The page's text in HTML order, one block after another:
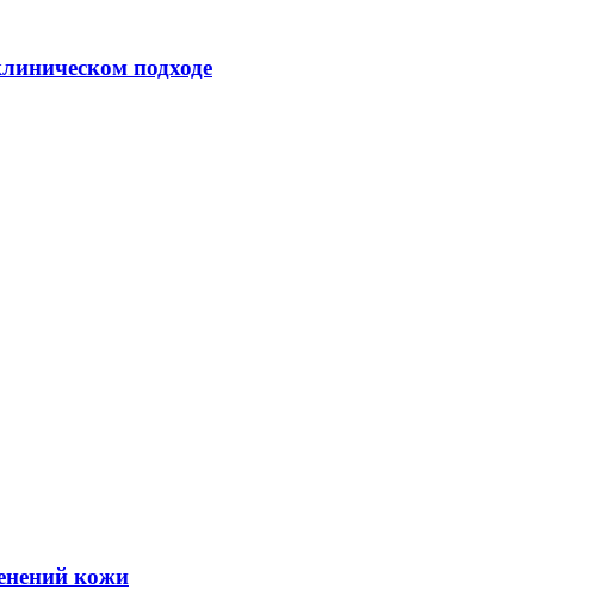
подходе
кожи